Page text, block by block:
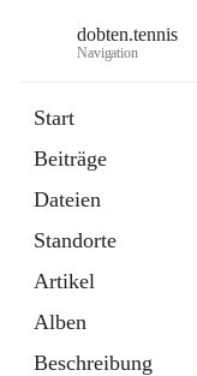
dobten.tennis
Navigation
Start
Beiträge
Dateien
Standorte
Artikel
Alben
Beschreibung
Externe Webseite
in
Tab
Online-Reservierung
Externe Webseite
öffnet
in
neuem
Tab